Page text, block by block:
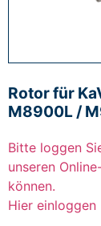
Rotor für
M8900L /
Bitte loggen
unseren
können.
Hier einloggen